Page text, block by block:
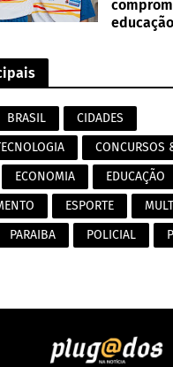
educação
BRASIL
CIDADES
CONCURSOS
ECONOMIA
EDUCAÇÃO
ESPORTE
PARAIBA POLICIAL